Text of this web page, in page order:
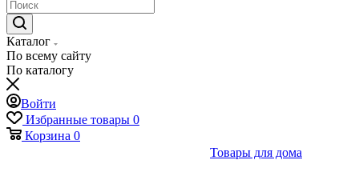
Каталог
По всему сайту
По каталогу
Войти
Избранные товары 0
Корзина 0
Товары для дома